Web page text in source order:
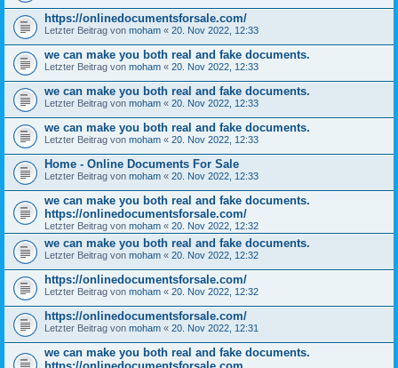
https://onlinedocumentsforsale.com/
Letzter Beitrag von moham « 20. Nov 2022, 12:33
we can make you both real and fake documents.
Letzter Beitrag von moham « 20. Nov 2022, 12:33
we can make you both real and fake documents.
Letzter Beitrag von moham « 20. Nov 2022, 12:33
we can make you both real and fake documents.
Letzter Beitrag von moham « 20. Nov 2022, 12:33
Home - Online Documents For Sale
Letzter Beitrag von moham « 20. Nov 2022, 12:33
we can make you both real and fake documents.
https://onlinedocumentsforsale.com/
Letzter Beitrag von moham « 20. Nov 2022, 12:32
we can make you both real and fake documents.
Letzter Beitrag von moham « 20. Nov 2022, 12:32
https://onlinedocumentsforsale.com/
Letzter Beitrag von moham « 20. Nov 2022, 12:32
https://onlinedocumentsforsale.com/
Letzter Beitrag von moham « 20. Nov 2022, 12:31
we can make you both real and fake documents.